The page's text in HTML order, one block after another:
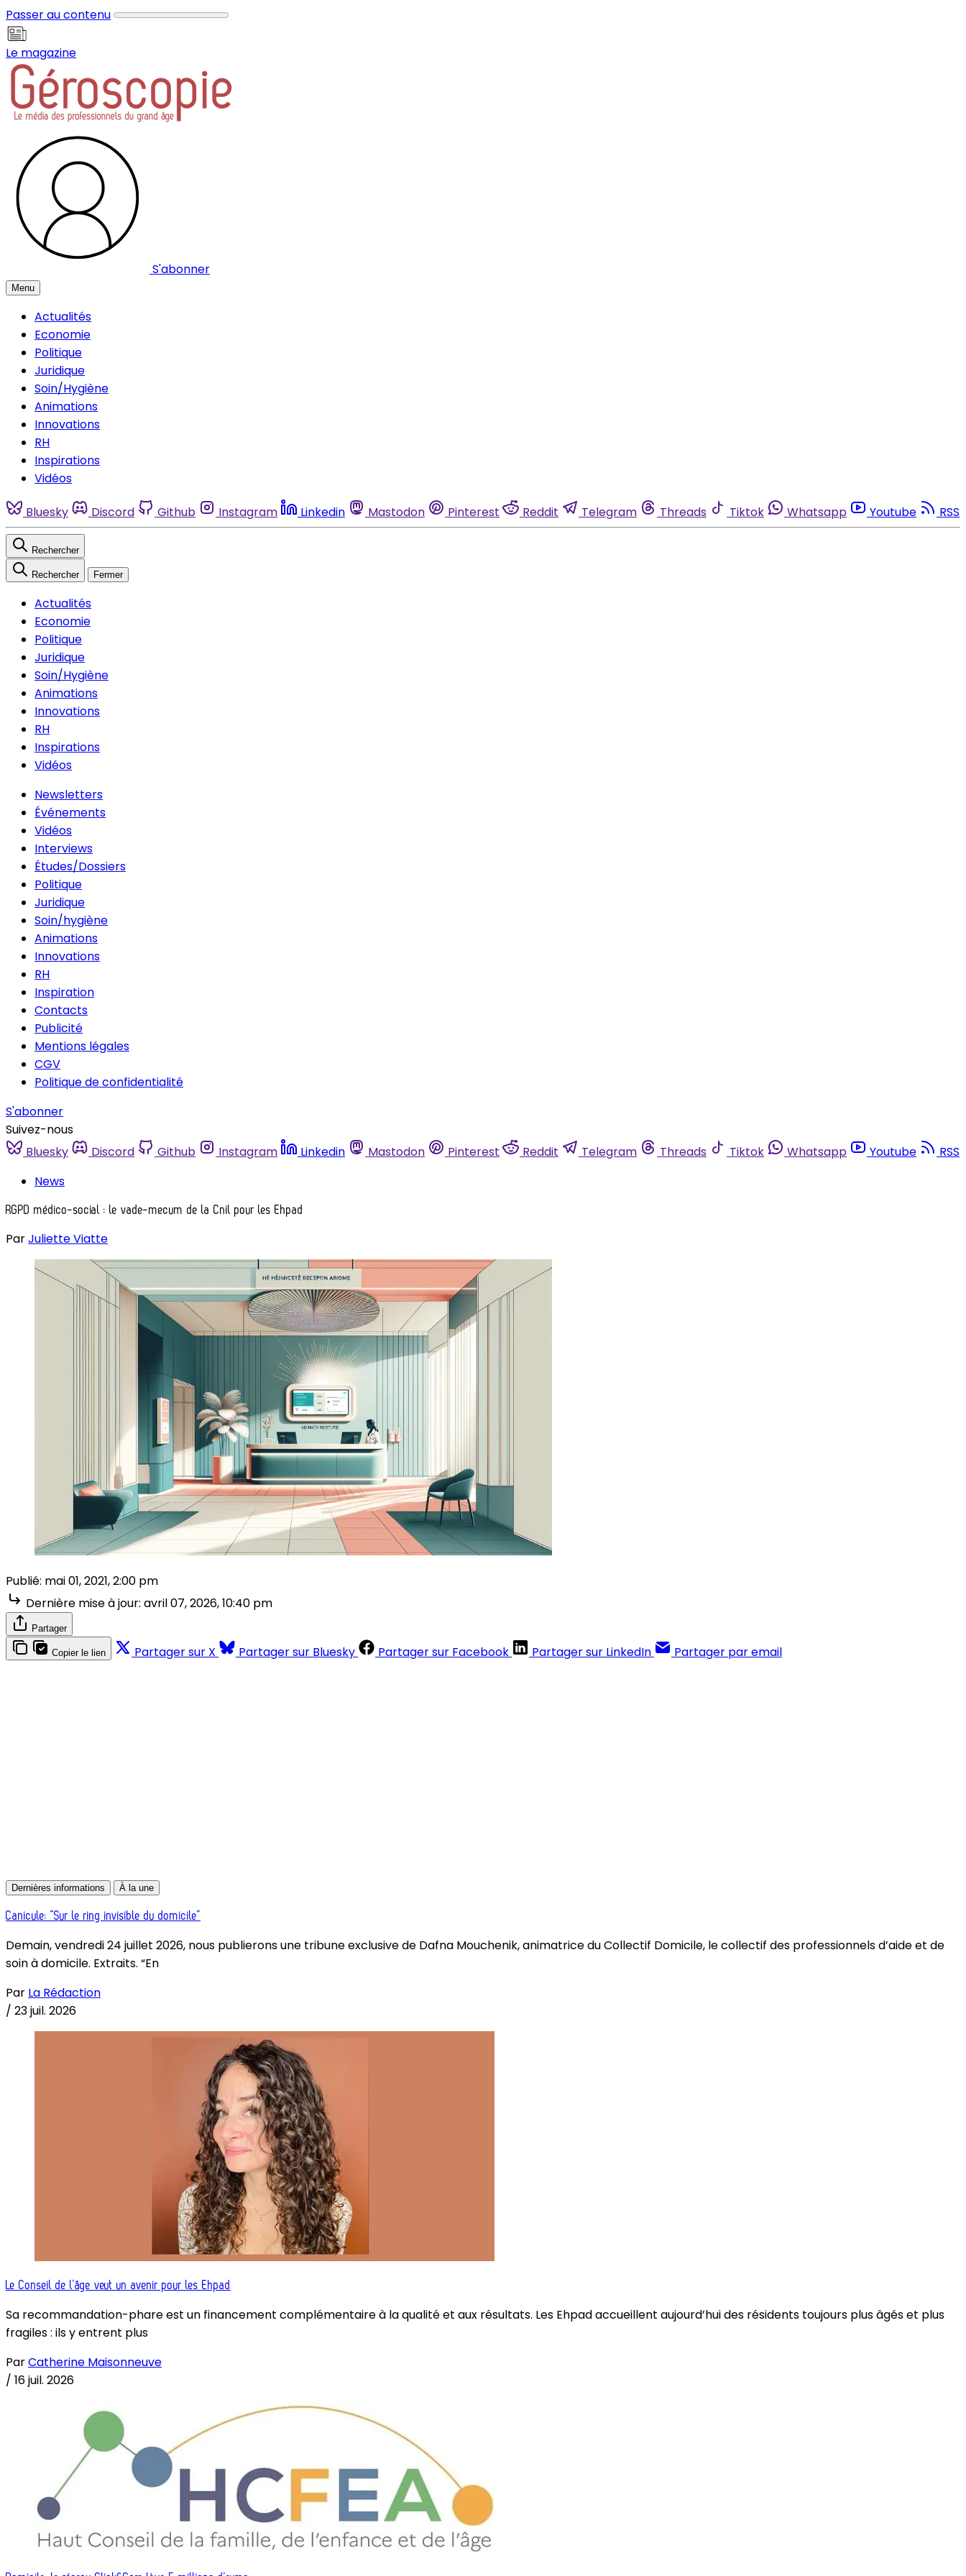
Passer au contenu
Le magazine
S'abonner
Menu
Actualités
Economie
Politique
Juridique
Soin/Hygiène
Animations
Innovations
RH
Inspirations
Vidéos
Bluesky Discord Github Instagram Linkedin Mastodon Pinterest Reddit Telegram Threads Tiktok Whatsapp Youtube RSS
Rechercher
Rechercher Fermer
Actualités
Economie
Politique
Juridique
Soin/Hygiène
Animations
Innovations
RH
Inspirations
Vidéos
Newsletters
Événements
Vidéos
Interviews
Études/Dossiers
Politique
Juridique
Soin/hygiène
Animations
Innovations
RH
Inspiration
Contacts
Publicité
Mentions légales
CGV
Politique de confidentialité
S'abonner
Suivez-nous
Bluesky
Discord Github Instagram Linkedin Mastodon Pinterest Reddit Telegram Threads Tiktok Whatsapp Youtube
RSS
News
RGPD médico-social : le vade-mecum de la Cnil pour les Ehpad
ParJuliette Viatte
Publié: mai 01, 2021, 2:00 pm
Dernière mise à jour: avril 07, 2026, 10:40 pm
Partager
Copier le lien Partager sur X Partager sur Bluesky Partager sur Facebook Partager sur LinkedIn Partager par email
Dernières informations À la une
Canicule: “Sur le ring invisible du domicile”
Demain, vendredi 24 juillet 2026, nous publierons une tribune exclusive de Dafna Mouchenik, animatrice du Collectif Domicile, le collectif des professionnels d’aide et de
soin à domicile. Extraits. “En
Par La Rédaction
/ 23 juil. 2026
Le Conseil de l’âge veut un avenir pour les Ehpad
Sa recommandation-phare est un financement complémentaire à la qualité et aux résultats. Les Ehpad accueillent aujourd’hui des résidents toujours plus âgés et plus
fragiles : ils y entrent plus
ParCatherine Maisonneuve
/ 16 juil. 2026
Panneau de gestion des cookies